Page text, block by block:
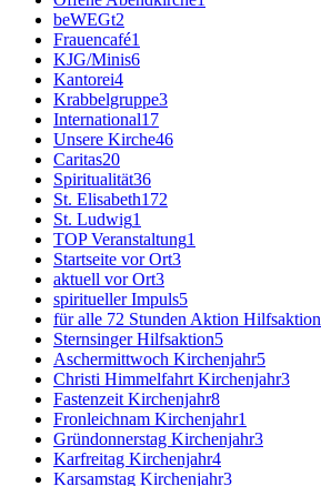
beWEGt2
Frauencafé1
KJG/Minis6
Kantorei4
Krabbelgruppe3
International17
Unsere Kirche46
Caritas20
Spiritualität36
St. Elisabeth172
St. Ludwig1
TOP Veranstaltung1
Startseite vor Ort3
aktuell vor Ort3
spiritueller Impuls5
für alle 72 Stunden Aktion Hilfsaktion
Sternsinger Hilfsaktion5
Aschermittwoch Kirchenjahr5
Christi Himmelfahrt Kirchenjahr3
Fastenzeit Kirchenjahr8
Fronleichnam Kirchenjahr1
Gründonnerstag Kirchenjahr3
Karfreitag Kirchenjahr4
Karsamstag Kirchenjahr3